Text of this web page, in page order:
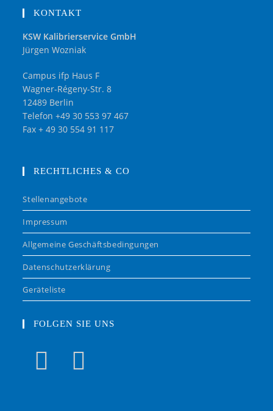
KONTAKT
KSW Kalibrierservice GmbH
Jürgen Wozniak
Campus ifp Haus F
Wagner-Régeny-Str. 8
12489 Berlin
Telefon +49 30 553 97 467
Fax + 49 30 554 91 117
RECHTLICHES & CO
Stellenangebote
Impressum
Allgemeine Geschäftsbedingungen
Datenschutzerklärung
Geräteliste
FOLGEN SIE UNS